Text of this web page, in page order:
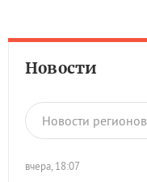
Новости
Новости регионов
вчера, 18:07